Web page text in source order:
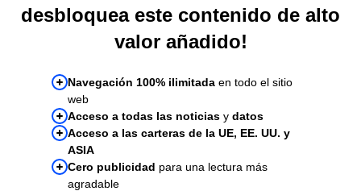
desbloquea este contenido de alto
valor añadido!
Navegación 100% ilimitada en todo el sitio
web
Acceso a todas las noticias y datos
Acceso a las carteras de la UE, EE. UU. y
ASIA
Cero publicidad para una lectura más
agradable